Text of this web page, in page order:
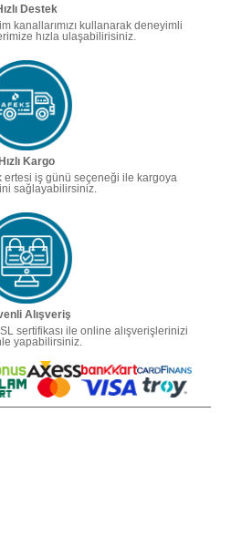
Destek
kanallarımızı kullanarak deneyimli
hızla ulaşabilirisiniz.
Hızlı Kargo
iş günü seçeneği ile kargoya
sağlayabilirsiniz.
Alışveriş
sertifikası ile online alışverişlerinizi
yapabilirsiniz.